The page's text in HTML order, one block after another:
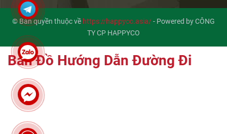
© Bản quyền thuộc về https://happyco.asia/- Powered by CÔNG
TY CP HAPPYCO
Bản Đồ Hướng Dẫn Đường Đi